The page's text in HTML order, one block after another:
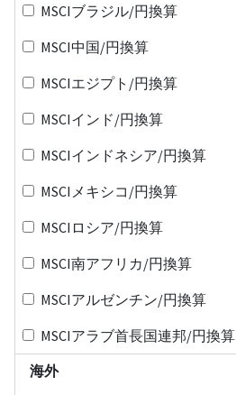
MSCIブラジル/円換算
MSCI中国/円換算
MSCIエジプト/円換算
MSCIインド/円換算
MSCIインドネシア/円換算
MSCIメキシコ/円換算
MSCIロシア/円換算
MSCI南アフリカ/円換算
MSCIアルゼンチン/円換算
MSCIアラブ首長国連邦/円換算
海外